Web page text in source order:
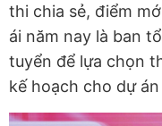
thi chia sẻ, điểm
ái năm nay là ban
tuyển để lựa chọn
kế hoạch cho dự